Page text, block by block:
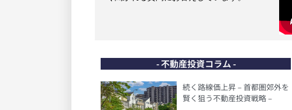
- 不動産投資コラム -
続く路線価上昇 – 首都圏郊外を
賢く狙う不動産投資戦略 –